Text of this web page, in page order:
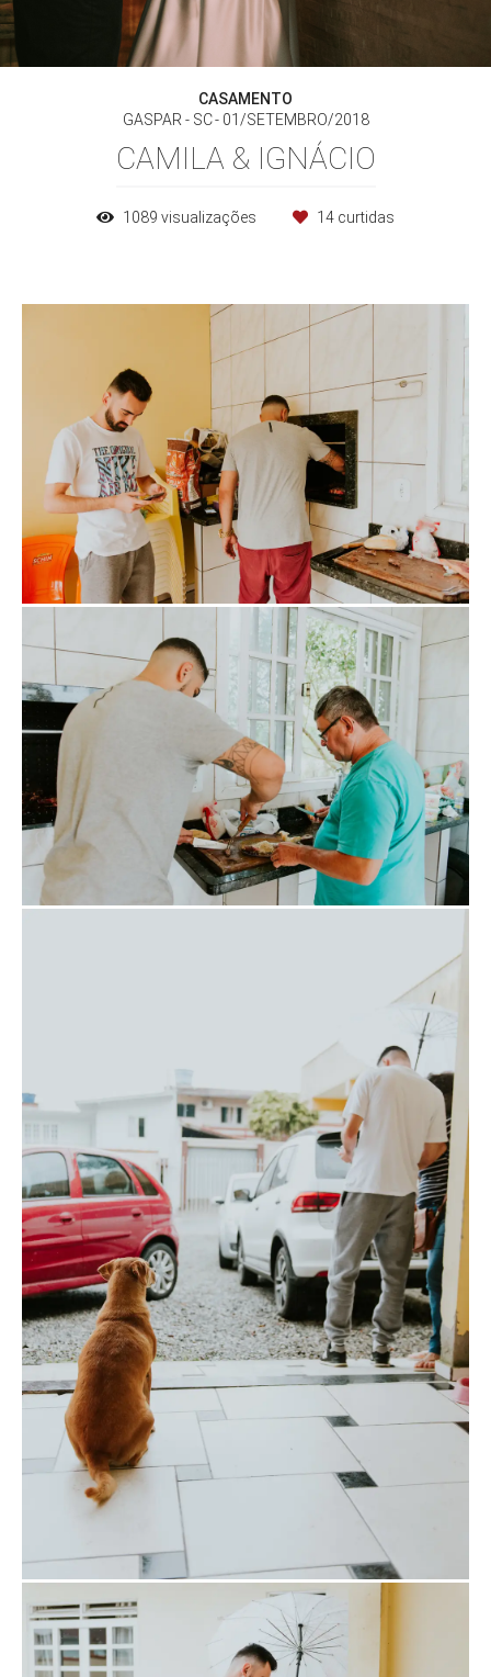
CASAMENTO
GASPAR - SC
01/SETEMBRO/2018
CAMILA & IGNÁCIO
1089 visualizações 14 curtidas